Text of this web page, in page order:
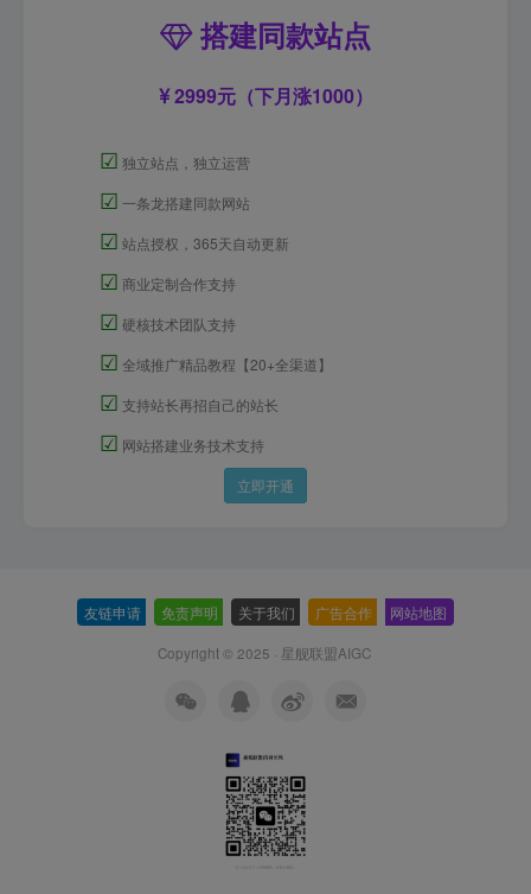
搭建同款站点
2999元（下月涨1000）
☑ 独立站点，独立运营
☑ 一条龙搭建同款网站
☑ 站点授权，365天自动更新
☑ 商业定制合作支持
☑ 硬核技术团队支持
☑ 全域推广精品教程【20+全渠道】
☑ 支持站长再招自己的站长
☑ 网站搭建业务技术支持
立即开通
友链申请 免责声明 关于我们 广告合作 网站地图
Copyright © 2025 · 星舰联盟AIGC